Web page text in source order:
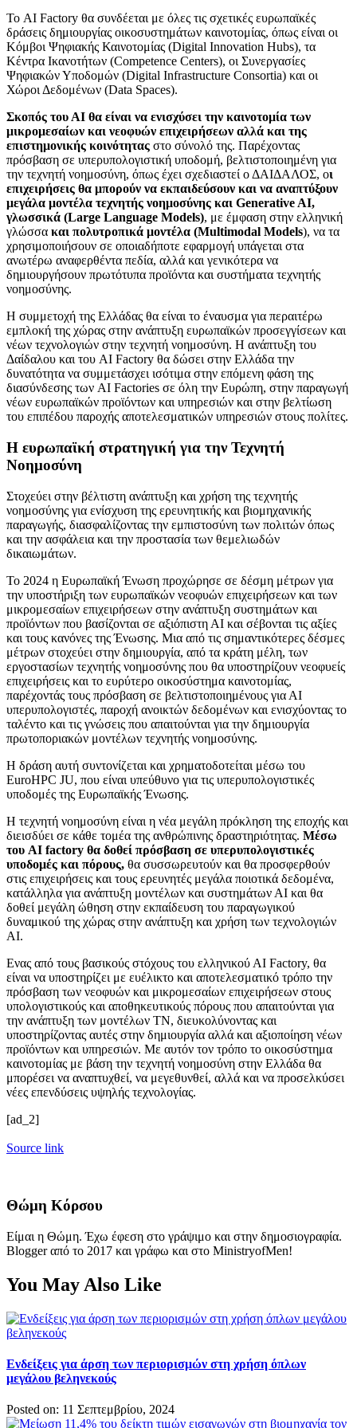
Το AI Factory θα συνδέεται με όλες τις σχετικές ευρωπαϊκές
δράσεις δημιουργίας οικοσυστημάτων καινοτομίας, όπως είναι οι
Κόμβοι Ψηφιακής Καινοτομίας (Digital Innovation Hubs), τα
Κέντρα Ικανοτήτων (Competence Centers), οι Συνεργασίες
Ψηφιακών Υποδομών (Digital Infrastructure Consortia) και οι
Χώροι Δεδομένων (Data Spaces).
Σκοπός του ΑΙ θα είναι να ενισχύσει την καινοτομία των
μικρομεσαίων και νεοφυών επιχειρήσεων αλλά και της
επιστημονικής κοινότητας στο σύνολό της. Παρέχοντας
πρόσβαση σε υπερυπολογιστική υποδομή, βελτιστοποιημένη για
την τεχνητή νοημοσύνη, όπως έχει σχεδιαστεί ο ΔΑΙΔΑΛΟΣ, οι
επιχειρήσεις θα μπορούν να εκπαιδεύσουν και να αναπτύξουν
μεγάλα μοντέλα τεχνητής νοημοσύνης και Generative AI,
γλωσσικά (Large Language Models), με έμφαση στην ελληνική
γλώσσα και πολυτροπικά μοντέλα (Multimodal Models), να τα
χρησιμοποιήσουν σε οποιαδήποτε εφαρμογή υπάγεται στα
ανωτέρω αναφερθέντα πεδία, αλλά και γενικότερα να
δημιουργήσουν πρωτότυπα προϊόντα και συστήματα τεχνητής
νοημοσύνης.
Η συμμετοχή της Ελλάδας θα είναι το έναυσμα για περαιτέρω
εμπλοκή της χώρας στην ανάπτυξη ευρωπαϊκών προσεγγίσεων και
νέων τεχνολογιών στην τεχνητή νοημοσύνη. Η ανάπτυξη του
Δαίδαλου και του AI Factory θα δώσει στην Ελλάδα την
δυνατότητα να συμμετάσχει ισότιμα στην επόμενη φάση της
διασύνδεσης των AI Factories σε όλη την Ευρώπη, στην παραγωγή
νέων ευρωπαϊκών προϊόντων και υπηρεσιών και στην βελτίωση
του επιπέδου παροχής αποτελεσματικών υπηρεσιών στους πολίτες.
Η ευρωπαϊκή στρατηγική για την Τεχνητή
Νοημοσύνη
Στοχεύει στην βέλτιστη ανάπτυξη και χρήση της τεχνητής
νοημοσύνης για ενίσχυση της ερευνητικής και βιομηχανικής
παραγωγής, διασφαλίζοντας την εμπιστοσύνη των πολιτών όπως
και την ασφάλεια και την προστασία των θεμελιωδών
δικαιωμάτων.
Το 2024 η Ευρωπαϊκή Ένωση προχώρησε σε δέσμη μέτρων για
την υποστήριξη των ευρωπαϊκών νεοφυών επιχειρήσεων και των
μικρομεσαίων επιχειρήσεων στην ανάπτυξη συστημάτων και
προϊόντων που βασίζονται σε αξιόπιστη ΑΙ και σέβονται τις αξίες
και τους κανόνες της Ένωσης. Μια από τις σημαντικότερες δέσμες
μέτρων στοχεύει στην δημιουργία, από τα κράτη μέλη, των
εργοστασίων τεχνητής νοημοσύνης που θα υποστηρίζουν νεοφυείς
επιχειρήσεις και το ευρύτερο οικοσύστημα καινοτομίας,
παρέχοντάς τους πρόσβαση σε βελτιστοποιημένους για ΑΙ
υπερυπολογιστές, παροχή ανοικτών δεδομένων και ενισχύοντας το
ταλέντο και τις γνώσεις που απαιτούνται για την δημιουργία
πρωτοποριακών μοντέλων τεχνητής νοημοσύνης.
Η δράση αυτή συντονίζεται και χρηματοδοτείται μέσω του
EuroHPC JU, που είναι υπεύθυνο για τις υπερυπολογιστικές
υποδομές της Ευρωπαϊκής Ένωσης.
Η τεχνητή νοημοσύνη είναι η νέα μεγάλη πρόκληση της εποχής και
διεισδύει σε κάθε τομέα της ανθρώπινης δραστηριότητας. Μέσω
του AI factory θα δοθεί πρόσβαση σε υπερυπολογιστικές
υποδομές και πόρους, θα συσσωρευτούν και θα προσφερθούν
στις επιχειρήσεις και τους ερευνητές μεγάλα ποιοτικά δεδομένα,
κατάλληλα για ανάπτυξη μοντέλων και συστημάτων ΑΙ και θα
δοθεί μεγάλη ώθηση στην εκπαίδευση του παραγωγικού
δυναμικού της χώρας στην ανάπτυξη και χρήση των τεχνολογιών
ΑΙ.
Ενας από τους βασικούς στόχους του ελληνικού ΑΙ Factory, θα
είναι να υποστηρίζει με ευέλικτο και αποτελεσματικό τρόπο την
πρόσβαση των νεοφυών και μικρομεσαίων επιχειρήσεων στους
υπολογιστικούς και αποθηκευτικούς πόρους που απαιτούνται για
την ανάπτυξη των μοντέλων ΤΝ, διευκολύνοντας και
υποστηρίζοντας αυτές στην δημιουργία αλλά και αξιοποίηση νέων
προϊόντων και υπηρεσιών. Με αυτόν τον τρόπο το οικοσύστημα
καινοτομίας με βάση την τεχνητή νοημοσύνη στην Ελλάδα θα
μπορέσει να αναπτυχθεί, να μεγεθυνθεί, αλλά και να προσελκύσει
νέες επενδύσεις υψηλής τεχνολογίας.
[ad_2]
Source link
Θώμη Κόρσου
Είμαι η Θώμη. Έχω έφεση στο γράψιμο και στην δημοσιογραφία.
Blogger από το 2017 και γράφω και στο MinistryofMen!
You May Also Like
Ενδείξεις για άρση των περιορισμών στη χρήση όπλων
μεγάλου βεληνεκούς
Posted on: 11 Σεπτεμβρίου, 2024